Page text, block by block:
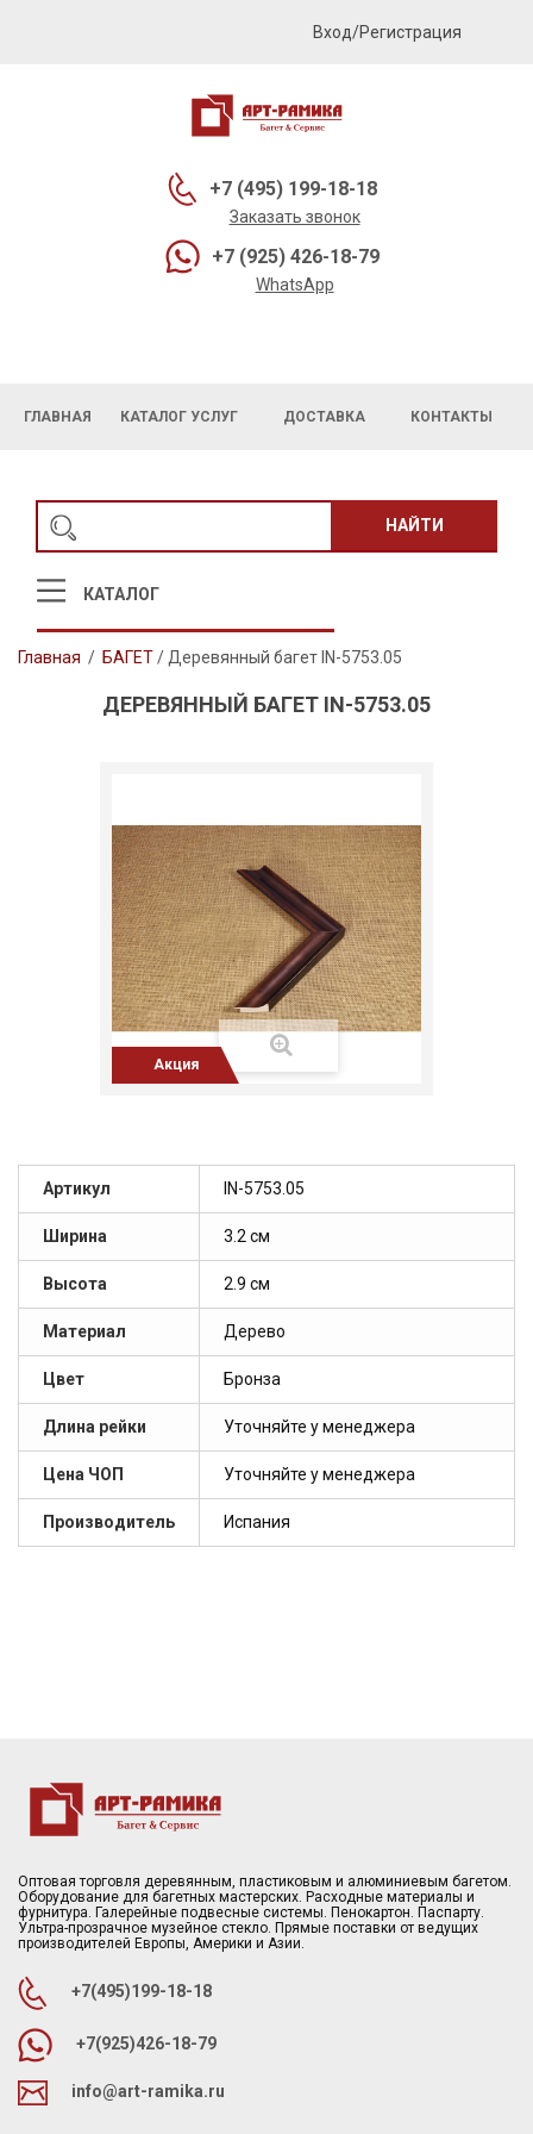
Вход/Регистрация
+7 (495) 199-18-18
Заказать звонок
+7 (925) 426-18-79
WhatsApp
ГЛАВНАЯ КАТАЛОГ УСЛУГ ДОСТАВКА КОНТАКТЫ
НАЙТИ
КАТАЛОГ
Главная / БАГЕТ/ Деревянный багет IN-5753.05
ДЕРЕВЯННЫЙ БАГЕТ IN-5753.05
Акция
Артикул IN-5753.05
Ширина 3.2 см
Высота 2.9 см
Материал Дерево
Цвет Бронза
Длина рейки Уточняйте у менеджера
Цена ЧОП Уточняйте у менеджера
Производитель Испания
Оптовая торговля деревянным, пластиковым и алюминиевым багетом.
Оборудование для багетных мастерских. Расходные материалы и
фурнитура. Галерейные подвесные системы. Пенокартон. Паспарту.
Ультра-прозрачное музейное стекло. Прямые поставки от ведущих
производителей Европы, Америки и Азии.
+7(495)199-18-18
+7(925)426-18-79
info@art-ramika.ru